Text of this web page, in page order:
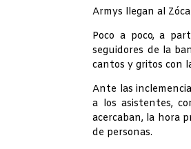
Armys llegan al
Poco a poco, a
seguidores de la
cantos y gritos con
Ante las
a los asistentes,
acercaban, la hora
de personas.